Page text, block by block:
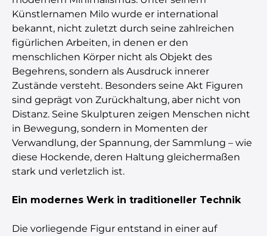
Künstlernamen Milo wurde er international
bekannt, nicht zuletzt durch seine zahlreichen
figürlichen Arbeiten, in denen er den
menschlichen Körper nicht als Objekt des
Begehrens, sondern als Ausdruck innerer
Zustände versteht. Besonders seine Akt Figuren
sind geprägt von Zurückhaltung, aber nicht von
Distanz. Seine Skulpturen zeigen Menschen nicht
in Bewegung, sondern in Momenten der
Verwandlung, der Spannung, der Sammlung – wie
diese Hockende, deren Haltung gleichermaßen
stark und verletzlich ist.
Ein modernes Werk in traditioneller Technik
Die vorliegende Figur entstand in einer auf